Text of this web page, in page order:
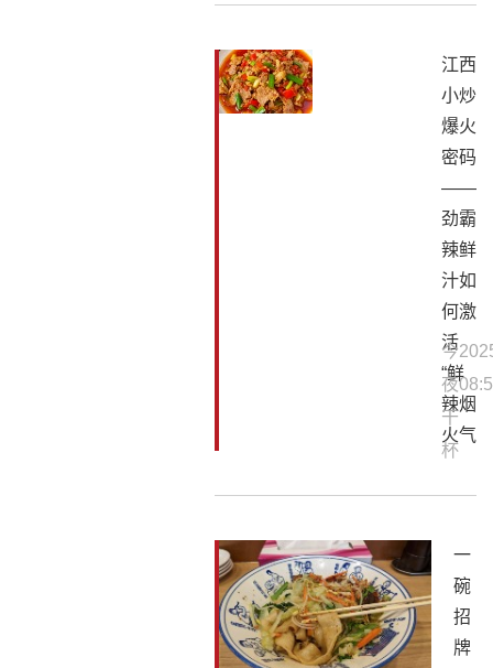
江西
小炒
爆火
密码
——
劲霸
辣鲜
汁如
何激
活
“鲜
辣烟
火气
今
夜
干
杯
一
碗
招
牌